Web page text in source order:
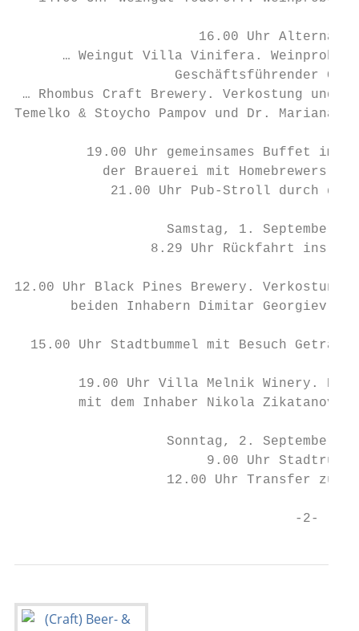
16.00 Uhr
… Weingut Villa Vinifera. Weinprobe
Geschäftsführender
… Rhombus Craft Brewery. Verkostung und
Temelko & Stoycho Pampov und Dr. Mariana
19.00 Uhr gemeinsames Buffet im
der Brauerei mit Homebrewers
21.00 Uhr Pub-Stroll durch die
Samstag, 1. September
8.29 Uhr Rückfahrt ins
12.00 Uhr Black Pines Brewery.
beiden Inhabern Dimitar Georgiev &
15.00 Uhr Stadtbummel mit Besuch
19.00 Uhr Villa Melnik Winery.
mit dem Inhaber Nikola Zikatanov.
Sonntag, 2. September
9.00 Uhr
12.00 Uhr Transfer zum
                                   -2-